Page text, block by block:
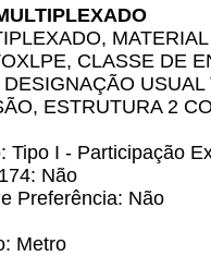
CLASSE DE
ESTRUTURA 2
Tipo I - Participação
Não
Preferência: Não
Metro